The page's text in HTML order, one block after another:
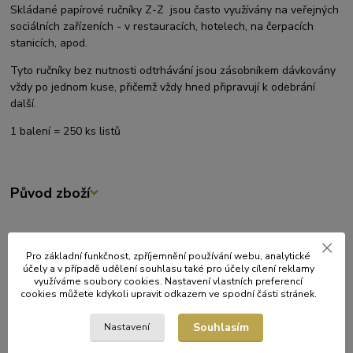
Skládané papírové ručníky Z-Z jsou často využívány na veřejných
sociálních zařízeních - v restauracích, hotelech, na čerpacích
stanicích, apod.
Tyto ručníky bez nutnosti odtrhávání jsou zásobníkem dávkovány
vždy po jednom kuse, přičemž vždy hned připravují k odebrání
další.
1 balení = 250 ks listů
Původ zboží
Pro základní funkčnost, zpříjemnění používání webu, analytické
účely a v případě udělení souhlasu také pro účely cílení reklamy
využíváme soubory cookies. Nastavení vlastních preferencí
cookies můžete kdykoli upravit odkazem ve spodní části stránek.
Nastavení Souhlasím